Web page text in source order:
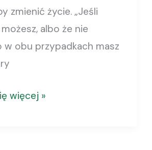
zmienić życie. „Jeśli
albo że nie
w obu przypadkach masz
więcej »